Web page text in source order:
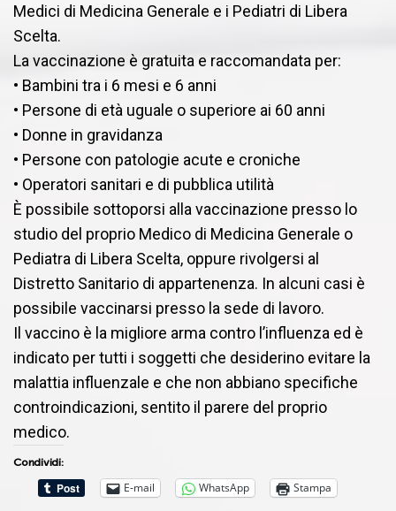
Medici di Medicina Generale e i Pediatri di Libera
Scelta.
La vaccinazione è gratuita e raccomandata per:
• Bambini tra i 6 mesi e 6 anni
• Persone di età uguale o superiore ai 60 anni
• Donne in gravidanza
• Persone con patologie acute e croniche
• Operatori sanitari e di pubblica utilità
È possibile sottoporsi alla vaccinazione presso lo
studio del proprio Medico di Medicina Generale o
Pediatra di Libera Scelta, oppure rivolgersi al
Distretto Sanitario di appartenenza. In alcuni casi è
possibile vaccinarsi presso la sede di lavoro.
Il vaccino è la migliore arma contro l’influenza ed è
indicato per tutti i soggetti che desiderino evitare la
malattia influenzale e che non abbiano specifiche
controindicazioni, sentito il parere del proprio
medico.
Condividi:
E-mail
WhatsApp Stampa